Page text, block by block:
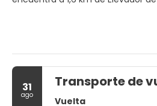
Con gimnasio y muchas otras
tu disposición, no te quedará ni
Encontrarás también conexión a
servicios de conserjería.
cuidado infantil (de pago), una
común y un salón de eventos.
31
ago
Transporte de
Vuelta